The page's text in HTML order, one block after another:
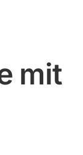
mit